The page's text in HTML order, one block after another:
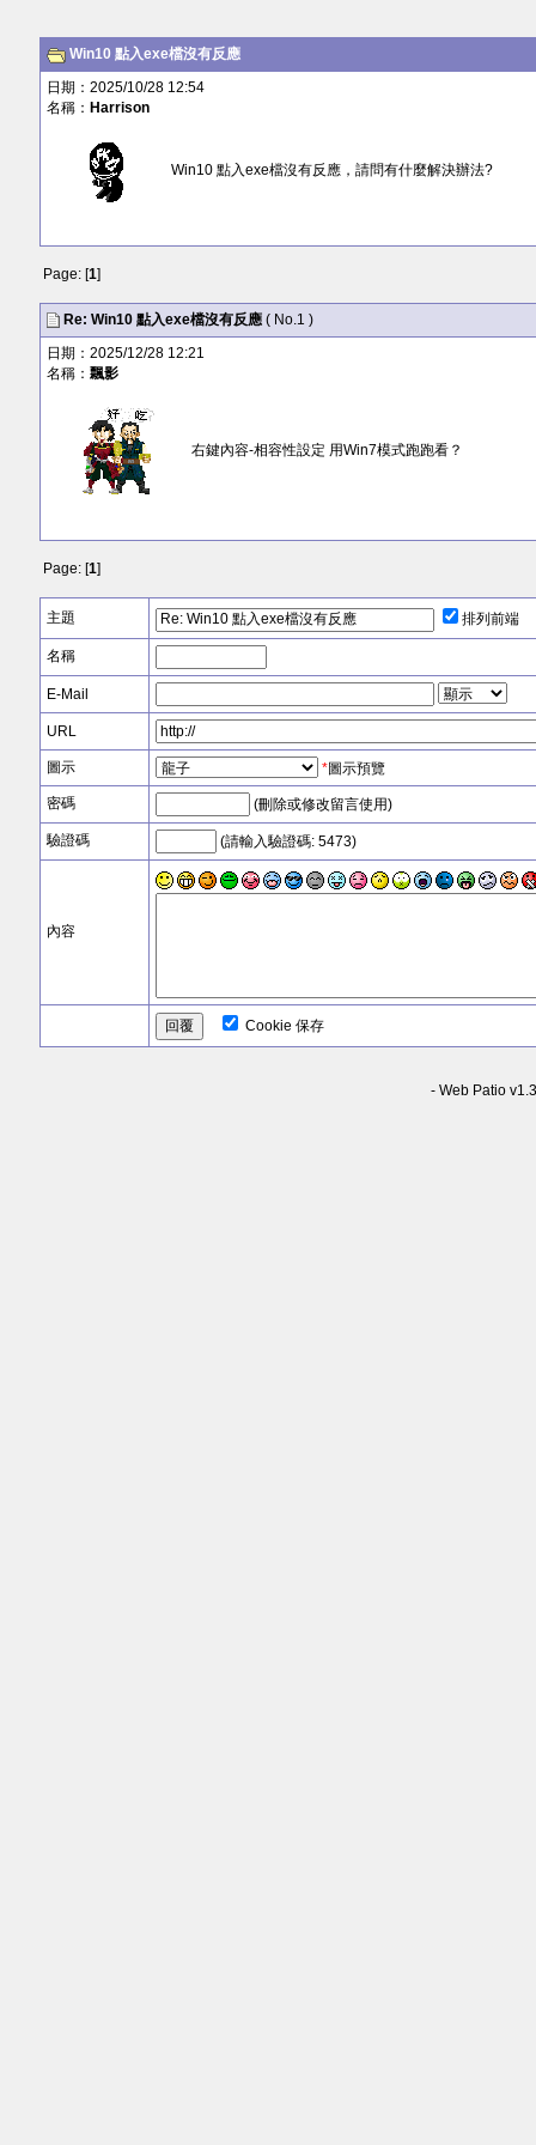
Win10 點入exe檔沒有反應
日期：2025/10/28 12:54
名稱： Harrison
Win10 點入exe檔沒有反應，請問有什麼解決辦法?
Page: [1]
Re: Win10 點入exe檔沒有反應 ( No.1 )
日期：2025/12/28 12:21
名稱： 飄影
右鍵內容-相容性設定 用Win7模式跑跑看？
Page: [1]
主題 排列前端
名稱
E-Mail
URL
圖示 *圖示預覽
密碼 (刪除或修改留言使用)
驗證碼 (請輸入驗證碼: 5473)
內容
Cookie 保存
- Web Patio